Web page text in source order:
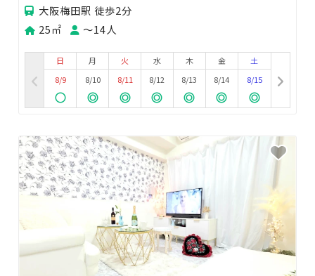
大阪梅田駅 徒歩2分
25㎡
〜14人
日
8/9
月
8/10
火
8/11
水
8/12
木
8/13
金
8/14
土
8/15